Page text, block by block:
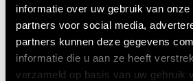
informatie over uw gebruik van
partners voor social media,
partners kunnen deze gegevens
informatie die u aan ze heeft
verzameld op basis van uw gebruik
te gaan.
Meer weten over deze training?